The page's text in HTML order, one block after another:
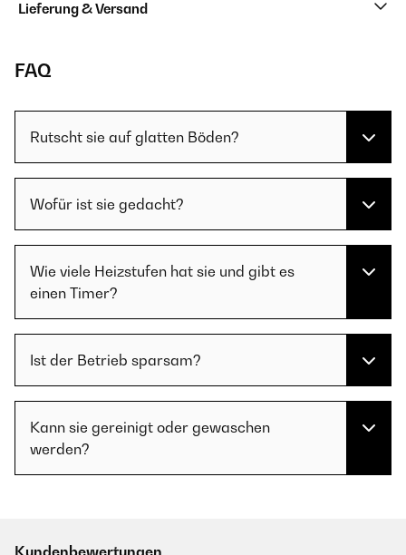
Lieferung & Versand
FAQ
Rutscht sie auf glatten Böden?
Wofür ist sie gedacht?
Wie viele Heizstufen hat sie und gibt es
einen Timer?
Ist der Betrieb sparsam?
Kann sie gereinigt oder gewaschen
werden?
Kundenbewertungen